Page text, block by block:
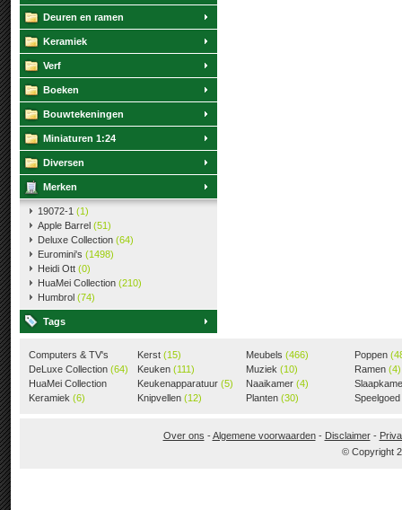
Deuren en ramen
Keramiek
Verf
Boeken
Bouwtekeningen
Miniaturen 1:24
Diversen
Merken
19072-1 (1)
Apple Barrel (51)
Deluxe Collection (64)
Euromini's (1498)
Heidi Ott (0)
HuaMei Collection (210)
Humbrol (74)
Tags
Computers & TV's
(18)
DeLuxe Collection (64)
HuaMei Collection
(205)
Keramiek (6)
Kerst (15)
Keuken (111)
Keukenapparatuur (5)
Knipvellen (12)
Meubels (466)
Muziek (10)
Naaikamer (4)
Planten (30)
Poppen
Ramen (4)
Speelgoed
Over ons -Algemene voorwaarden- Disclaimer-
© Copyright